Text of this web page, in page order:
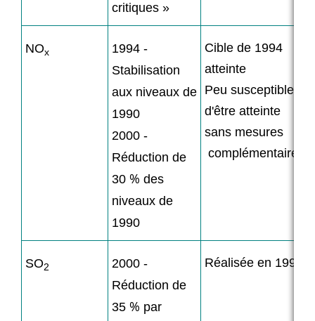
critiques »
NOx
1994 -
Stabilisation
aux niveaux de
1990
2000 -
Réduction de
30 % des
niveaux de
1990
Cible de 1994
atteinte
Peu susceptible
d'être atteinte
sans mesures
complémentaires
SO2
2000 -
Réduction de
35 % par
Réalisée en 1994